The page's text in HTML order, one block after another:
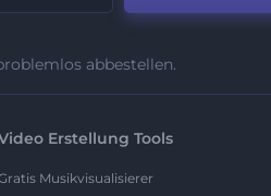
abbestellen.
Erstellung Tools
Musikvisualisierer